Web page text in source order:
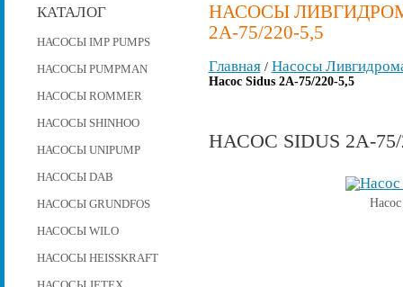
КАТАЛОГ
НАСОСЫ IMP PUMPS
НАСОСЫ PUMPMAN
НАСОСЫ ROMMER
НАСОСЫ SHINHOO
НАСОСЫ UNIPUMP
НАСОСЫ DAB
НАСОСЫ GRUNDFOS
НАСОСЫ WILO
НАСОСЫ HEISSKRAFT
НАСОСЫ
2А-75/220-5,5
Главная/ Насосы
Насос Sidus 2А-75/220-5,5
НАСОС SIDUS 2А-75/